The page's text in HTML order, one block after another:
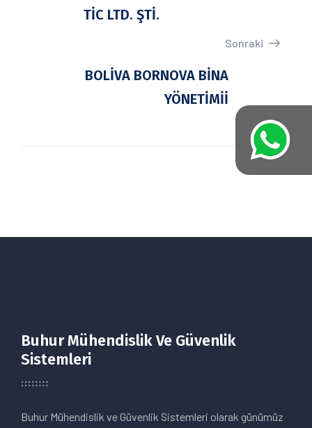
TİC LTD. ŞTİ.
Sonraki
BOLİVA BORNOVA BİNA
YÖNETİMİİ
Buhur Mühendislik Ve Güvenlik
Sistemleri
Buhur Mühendislik ve Güvenlik Sistemleri olarak günümüz